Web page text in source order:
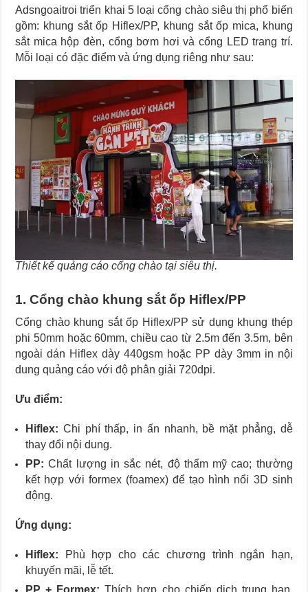
Adsngoaitroi triển khai 5 loại cổng chào siêu thị phổ biến
gồm: khung sắt ốp Hiflex/PP, khung sắt ốp mica, khung
sắt mica hộp đèn, cổng bơm hơi và cổng LED trang trí.
Mỗi loại có đặc điểm và ứng dụng riêng như sau:
Thiết kế quảng cáo cổng chào tại siêu thị.
1. Cổng chào khung sắt ốp Hiflex/PP
Cổng chào khung sắt ốp Hiflex/PP sử dụng khung thép
phi 50mm hoặc 60mm, chiều cao từ 2.5m đến 3.5m, bên
ngoài dán Hiflex dày 440gsm hoặc PP dày 3mm in nội
dung quảng cáo với độ phân giải 720dpi.
Ưu điểm:
Hiflex: Chi phí thấp, in ấn nhanh, bề mặt phẳng, dễ
thay đổi nội dung.
PP: Chất lượng in sắc nét, độ thẩm mỹ cao; thường
kết hợp với formex (foamex) để tạo hình nổi 3D sinh
động.
Ứng dụng:
Hiflex: Phù hợp cho các chương trình ngắn hạn,
khuyến mãi, lễ tết.